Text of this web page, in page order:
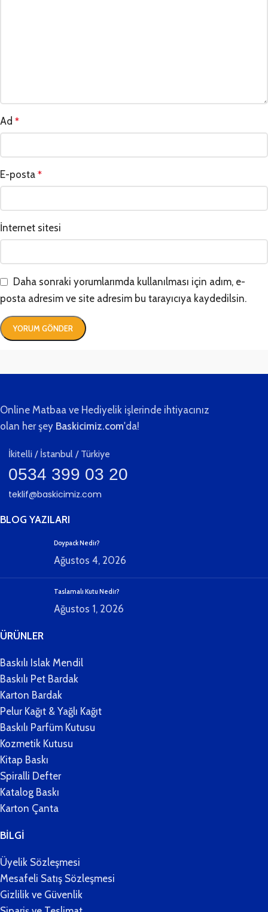
Ad *
E-posta *
İnternet sitesi
Daha sonraki yorumlarımda kullanılması için adım, e-
posta adresim ve site adresim bu tarayıcıya kaydedilsin.
Online Matbaa ve Hediyelik işlerinde ihtiyacınız
olan her şey Baskicimiz.com'da!
İkitelli / İstanbul / Türkiye
0534 399 03 20
teklif@baskicimiz.com
BLOG YAZILARI
Doypack Nedir?
Ağustos 4, 2026
Taslamalı Kutu Nedir?
Ağustos 1, 2026
ÜRÜNLER
Baskılı Islak Mendil
Baskılı Pet Bardak
Karton Bardak
Pelur Kağıt & Yağlı Kağıt
Baskılı Parfüm Kutusu
Kozmetik Kutusu
Kitap Baskı
Spiralli Defter
Katalog Baskı
Karton Çanta
BİLGİ
Üyelik Sözleşmesi
Mesafeli Satış Sözleşmesi
Gizlilik ve Güvenlik